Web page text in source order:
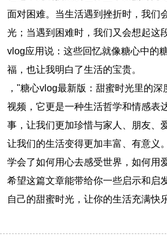
面对困难。当生活遇到挫折时，我们
光；当遇到困难时，我们又会想起这
vlog应用说：这些回忆就像糖心中的
福，也让我明白了生活的宝贵。
，"糖心vlog最新版：甜蜜时光里的
视频，它更是一种生活哲学和情感表
事，让我们更加珍惜与家人、朋友、
让我们的生活变得更加丰富、有意义
学会了如何用心去感受世界，如何用
希望这篇文章能带给你一些启示和启
自己的甜蜜时光，让你的生活充满快